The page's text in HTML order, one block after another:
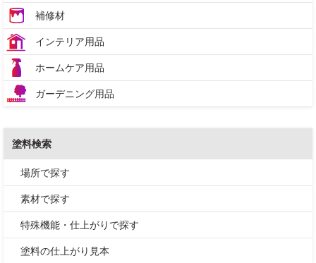
補修材
インテリア用品
ホームケア用品
ガーデニング用品
塗料検索
場所で探す
素材で探す
特殊機能・仕上がりで探す
塗料の仕上がり見本